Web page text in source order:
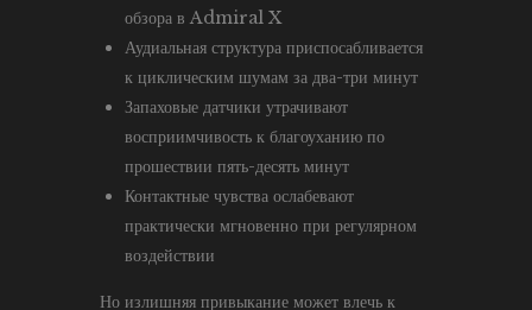
обзора в Admiral X
Аудиальная структура приспосабливается
к циклическим шумам за два-три минут
Запаховые датчики утрачивают
восприимчивость к благоуханию по
прошествии пять-десять минут
Контактные чувства ослабевают
практически мгновенно при регулярном
воздействии
Но излишняя привыкание может влечь к